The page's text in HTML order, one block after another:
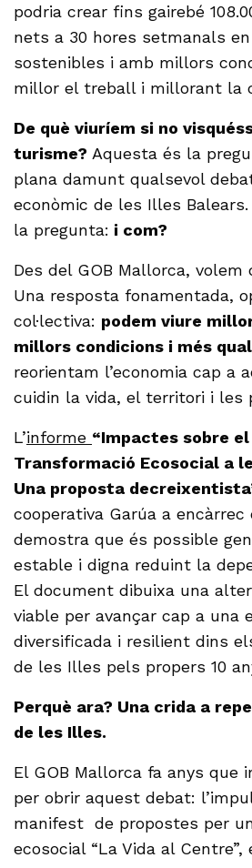
podria crear fins gairebé
nets a 30 hores setmanals
sostenibles i amb millors
millor el treball i millorant la
De què viuríem si no
turisme? Aquesta és la
plana damunt qualsevol
econòmic de les Illes
la pregunta: i com?
Des del GOB Mallorca,
Una resposta fonamentada,
col·lectiva: podem viure
millors condicions i més
reorientam l’economia cap a
cuidin la vida, el territori i les
L’informe “Impactes sobre
Transformació Ecosocial a
Una proposta
cooperativa Garúa a encàrrec
demostra que és possible
estable i digna reduint la
El document dibuixa una
viable per avançar cap a una
diversificada i resilient dins
de les Illes pels propers 10
Perquè ara? Una crida a
de les Illes.
El GOB Mallorca fa anys que
per obrir aquest debat:
manifest de propostes per
ecosocial “La Vida al